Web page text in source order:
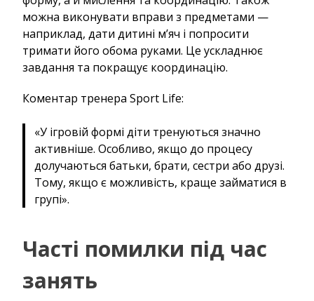
можна виконувати вправи з предметами —
наприклад, дати дитині м’яч і попросити
тримати його обома руками. Це ускладнює
завдання та покращує координацію.
Коментар тренера Sport Life:
«У ігровій формі діти тренуються значно
активніше. Особливо, якщо до процесу
долучаються батьки, брати, сестри або друзі.
Тому, якщо є можливість, краще займатися в
групі».
Часті помилки під час
занять